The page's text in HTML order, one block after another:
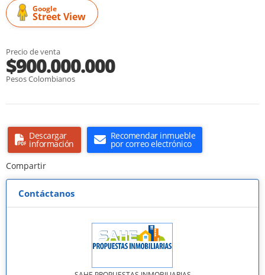
Google
Street View
Precio de venta
$900.000.000
Pesos Colombianos
Descargar
información
Recomendar inmueble
por correo electrónico
Compartir
Contáctanos